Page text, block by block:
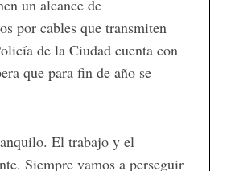
un alcance de
por cables que transmiten
de la Ciudad cuenta con
que para fin de año se
El trabajo y el
Siempre vamos a perseguir